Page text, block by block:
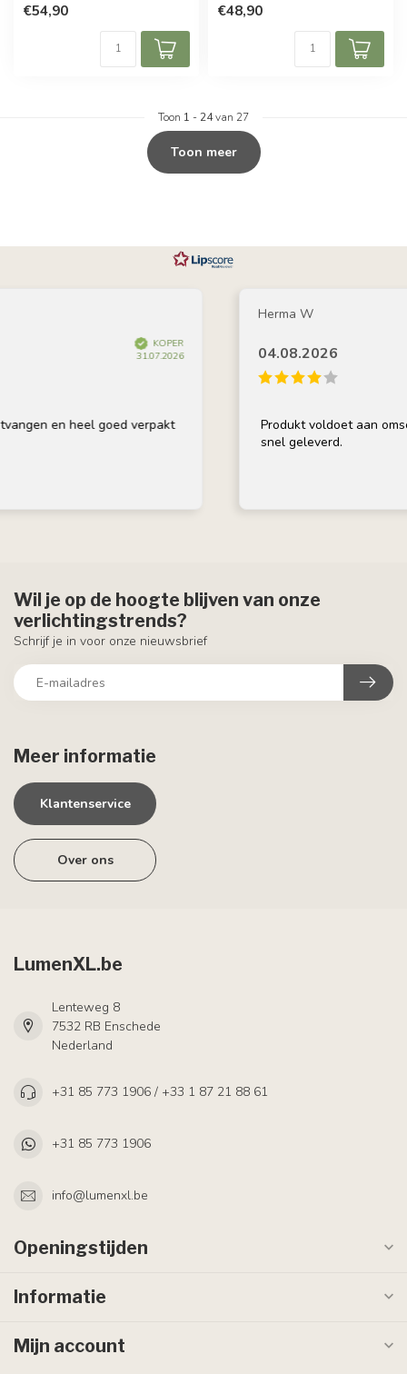
€54,90 €48,90
Toon 1 - 24van 27
Toon meer
KOPER
heel goed verpakt
Herma W
04.08.2026
Produkt voldoet aan
snel geleverd.
Meer informatie
Klantenservice
Over ons
Wil je op de hoogte blijven van onze
verlichtingstrends?
Schrijf je in voor onze nieuwsbrief
LumenXL.be
Lenteweg 8
7532 RB Enschede
Nederland
+31 85 773 1906 / +33 1 87 21 88 61
+31 85 773 1906
info@lumenxl.be
Openingstijden
Informatie
Mijn account